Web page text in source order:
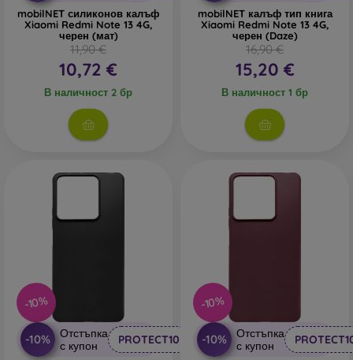
mobilNET силиконов калъф
Xiaomi Redmi Note 13 4G,
черен (мат)
11,90 €
10,72 €
В наличност 2 бр
mobilNET калъф тип книга
Xiaomi Redmi Note 13 4G,
черен (Daze)
16,90 €
15,20 €
В наличност 1 бр
-10%
-10%
Отстъпка
с купон
PROTECT10
-10%
-10%
Отстъпка
с купон